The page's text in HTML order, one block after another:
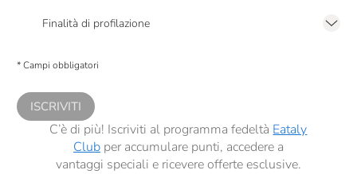
Finalità di profilazione
comunicazioni commerciali personalizzate, in caso di consenso prestato ai
* Campi obbligatori
ISCRIVITI
C’è di più! Iscriviti al programma fedeltà Eataly
Clubper accumulare punti, accedere a
vantaggi speciali e ricevere offerte esclusive.